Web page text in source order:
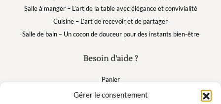
Gérer le consentement
Besoin d'aide ?
Panier
FAQ
Salle à manger – L’art de la table avec élégance et convivialité
Cuisine – L’art de recevoir et de partager
Salle de bain – Un cocon de douceur pour des instants bien-être